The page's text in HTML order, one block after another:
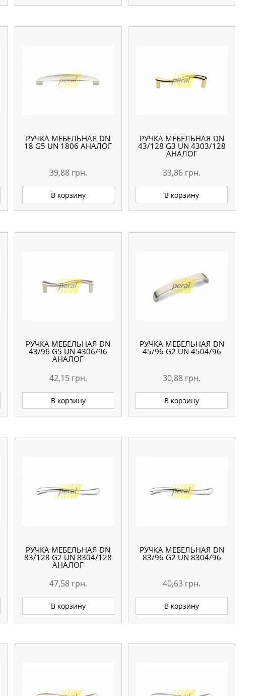
РУЧКА МЕБЕЛЬНАЯ DN
18 G5 UN 1806 АНАЛОГ
39,88 грн.
В корзину
РУЧКА МЕБЕЛЬНАЯ DN
43/128 G3 UN 4303/128
АНАЛОГ
33,86 грн.
В корзину
РУЧКА МЕБЕЛЬНАЯ DN
43/96 G5 UN 4306/96
АНАЛОГ
42,15 грн.
В корзину
РУЧКА МЕБЕЛЬНАЯ DN
45/96 G2 UN 4504/96
30,88 грн.
В корзину
РУЧКА МЕБЕЛЬНАЯ DN
83/128 G2 UN 8304/128
АНАЛОГ
47,58 грн.
В корзину
РУЧКА МЕБЕЛЬНАЯ DN
83/96 G2 UN 8304/96
40,63 грн.
В корзину